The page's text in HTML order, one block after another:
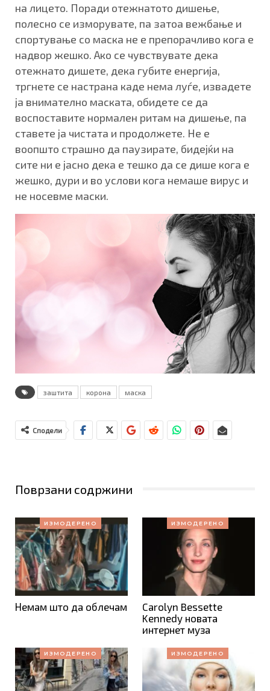
на лицето. Поради отежнатото дишење,
полесно се изморувате, па затоа вежбање и
спортување со маска не е препорачливо кога е
надвор жешко. Ако се чувствувате дека
отежнато дишете, дека губите енергија,
тргнете се настрана каде нема луѓе, извадете
ја внимателно маската, обидете се да
воспоставите нормален ритам на дишење, па
ставете ја чистата и продолжете. Не е
воопшто страшно да паузирате, бидејќи на
сите ни е јасно дека е тешко да се дише кога е
жешко, дури и во услови кога немаше вирус и
не носевме маски.
заштита корона маска
Сподели
Поврзани содржини
ИЗМОДЕРЕНО
Немам што да облечам
ИЗМОДЕРЕНО
Carolyn Bessette
Kennedy новата
интернет муза
ИЗМОДЕРЕНО ИЗМОДЕРЕНО